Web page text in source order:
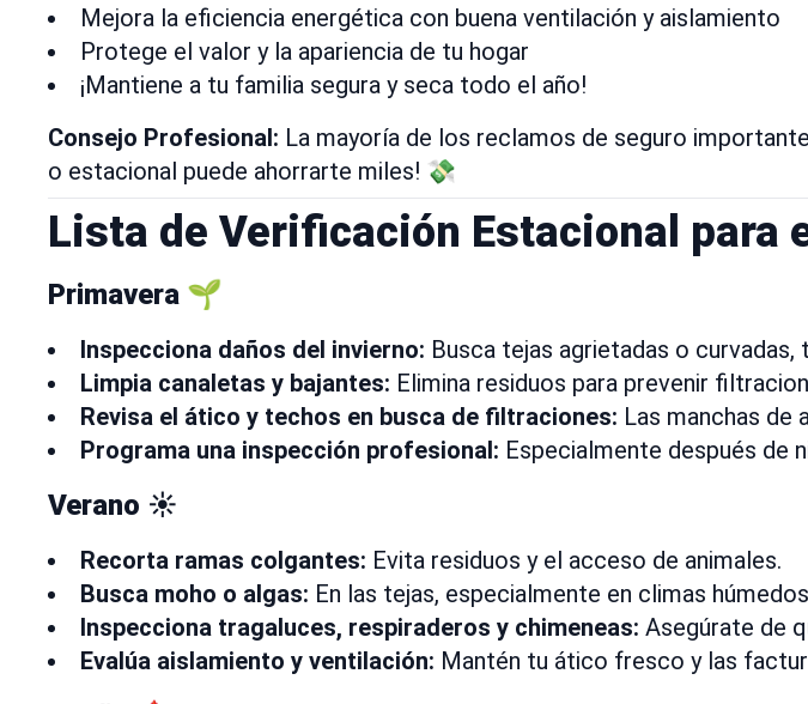
Mejora la eficiencia energética con buena ventilación y aislamiento
Protege el valor y la apariencia de tu hogar
¡Mantiene a tu familia segura y seca todo el año!
Consejo Profesional: La mayoría de los reclamos de seguro
o estacional puede ahorrarte miles! 💸
Lista de Verificación Estacional
Primavera 🌱
Inspecciona daños del invierno: Busca tejas agrietadas o
Limpia canaletas y bajantes: Elimina residuos para prevenir
Revisa el ático y techos en busca de filtraciones: Las manchas de
Programa una inspección profesional: Especialmente después de
Verano ☀️
Recorta ramas colgantes: Evita residuos y el acceso de animales.
Busca moho o algas: En las tejas, especialmente en climas
Inspecciona tragaluces, respiraderos y chimeneas: Asegúrate de
Evalúa aislamiento y ventilación: Mantén tu ático fresco y las